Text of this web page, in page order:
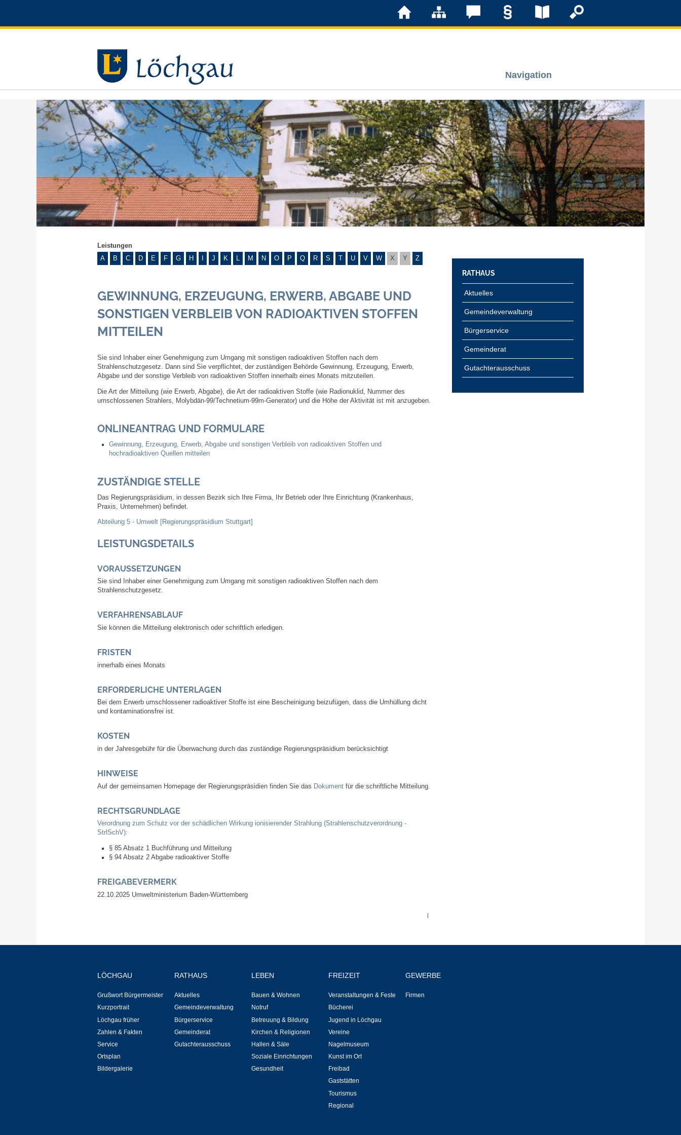
Navigation
Löchgau
Grußwort Bürgermeister
Kurzportrait
Löchgau früher
Zahlen & Fakten
Steuern
Haushalt 2026
Service
Notdienste
Bildergalerie
Rathaus
Gemeindeverwaltung
Gemeinderat
Bezirksschornsteinfeger
Laufende beschränkte Ausschreibungen
Bebauungspläne
Fortschreibung Flächennutzungsplan
Förderprogramm Balkonkraftwerk
Leistungen
A
B C D E F G H J K L M N O P Q R S U V W X Y Z
GEWINNUNG, ERZEUGUNG, ERWERB, ABGABE UND
SONSTIGEN VERBLEIB VON RADIOAKTIVEN STOFFEN
MITTEILEN
Sie sind Inhaber einer Genehmigung zum Umgang mit sonstigen radioaktiven Stoffen nach dem
Strahlenschutzgesetz. Dann sind Sie verpflichtet, der zuständigen Behörde Gewinnung, Erzeugung, Erwerb,
Abgabe und der sonstige Verbleib von radioaktiven Stoffen innerhalb eines Monats mitzuteilen.
Die Art der Mitteilung (wie Erwerb, Abgabe), die Art der radioaktiven Stoffe (wie Radionuklid, Nummer des
umschlossenen Strahlers, Molybdän-99/Technetium-99m-Generator) und die Höhe der Aktivität ist mit anzugeben.
ONLINEANTRAG UND FORMULARE
Gewinnung, Erzeugung, Erwerb, Abgabe und sonstigen Verbleib von radioaktiven Stoffen und
hochradioaktiven Quellen mitteilen
ZUSTÄNDIGE STELLE
Das Regierungspräsidium, in dessen Bezirk sich Ihre Firma, Ihr Betrieb oder Ihre Einrichtung (Krankenhaus,
Praxis, Unternehmen) befindet.
Abteilung 5 - Umwelt [Regierungspräsidium Stuttgart]
LEISTUNGSDETAILS
VORAUSSETZUNGEN
Sie sind Inhaber einer Genehmigung zum Umgang mit sonstigen radioaktiven Stoffen nach dem
Strahlenschutzgesetz.
VERFAHRENSABLAUF
Sie können die Mitteilung elektronisch oder schriftlich erledigen.
FRISTEN
innerhalb eines Monats
ERFORDERLICHE UNTERLAGEN
Bei dem Erwerb umschlossener radioaktiver Stoffe ist eine Bescheinigung beizufügen, dass die Umhüllung dicht
und kontaminationsfrei ist.
KOSTEN
in der Jahresgebühr für die Überwachung durch das zuständige Regierungspräsidium berücksichtigt
HINWEISE
Auf der gemeinsamen Homepage der Regierungspräsidien finden Sie das Dokument für die schriftliche Mitteilung.
RECHTSGRUNDLAGE
Verordnung zum Schutz vor der schädlichen Wirkung ionisierender Strahlung (Strahlenschutzverordnung -
StrlSchV):
§ 85 Absatz 1 Buchführung und Mitteilung
§ 94 Absatz 2 Abgabe radioaktiver Stoffe
FREIGABEVERMERK
22.10.2025 Umweltministerium Baden-Württemberg
|
RATHAUS
Aktuelles
Gemeindeverwaltung
Bürgerservice
Gemeinderat
Gutachterausschuss
LÖCHGAU
Grußwort Bürgermeister
Kurzportrait
Löchgau früher
Zahlen & Fakten
Service
Ortsplan
Bildergalerie
RATHAUS
Aktuelles
Gemeindeverwaltung
Bürgerservice
Gemeinderat
Gutachterausschuss
LEBEN
Bauen & Wohnen
Notruf
Betreuung & Bildung
Kirchen & Religionen
Hallen & Säle
Soziale Einrichtungen
Gesundheit
FREIZEIT
Veranstaltungen & Feste
Bücherei
Jugend in Löchgau
Vereine
Nagelmuseum
Kunst im Ort
Freibad
Gaststätten
Tourismus
Regional
GEWERBE
Firmen